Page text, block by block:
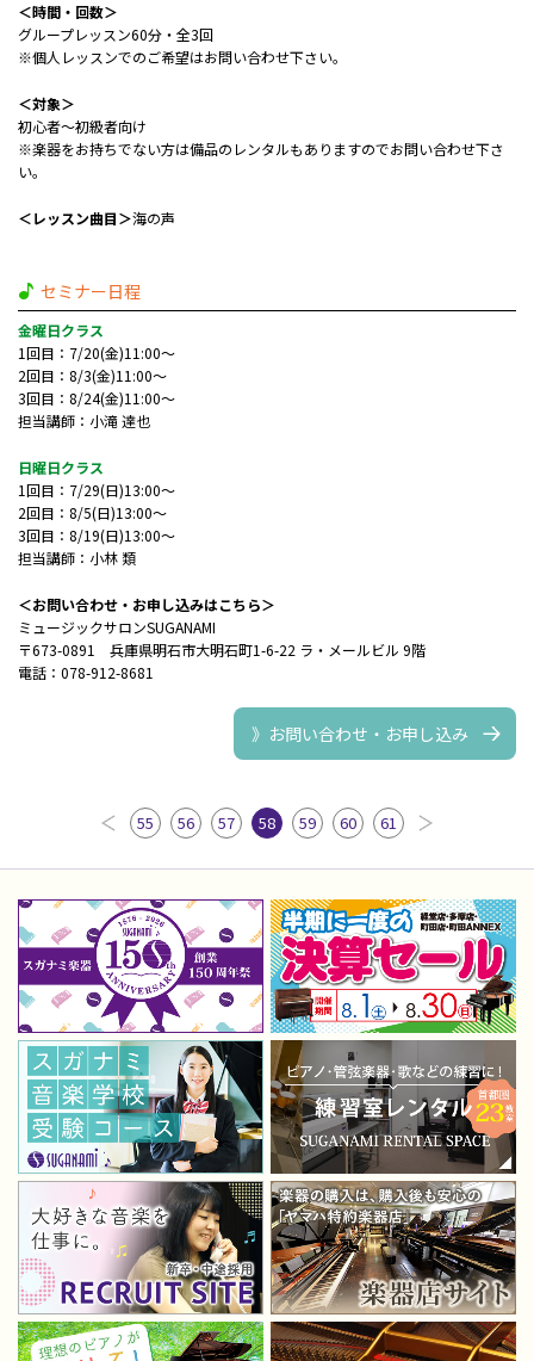
＜時間・回数＞
グループレッスン60分・全3回
※個人レッスンでのご希望はお問い合わせ下さい。
＜対象＞
初心者～初級者向け
※楽器をお持ちでない方は備品のレンタルもありますのでお問い合わせ下さ
い。
＜レッスン曲目＞海の声
セミナー日程
金曜日クラス
1回目：7/20(金)11:00～
2回目：8/3(金)11:00～
3回目：8/24(金)11:00～
担当講師：小滝 達也
日曜日クラス
1回目：7/29(日)13:00～
2回目：8/5(日)13:00～
3回目：8/19(日)13:00～
担当講師：小林 類
＜お問い合わせ・お申し込みはこちら＞
ミュージックサロンSUGANAMI
〒673-0891 兵庫県明石市大明石町1-6-22 ラ・メールビル 9階
電話：078-912-8681
》お問い合わせ・お申し込み
55 56 57 58 59 60 61